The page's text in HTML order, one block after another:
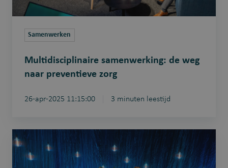
Samenwerken
Multidisciplinaire samenwerking: de weg
naar preventieve zorg
26-apr-2025 11:15:00 3 minuten leestijd
Preventie:
burgers
sensibiliseren